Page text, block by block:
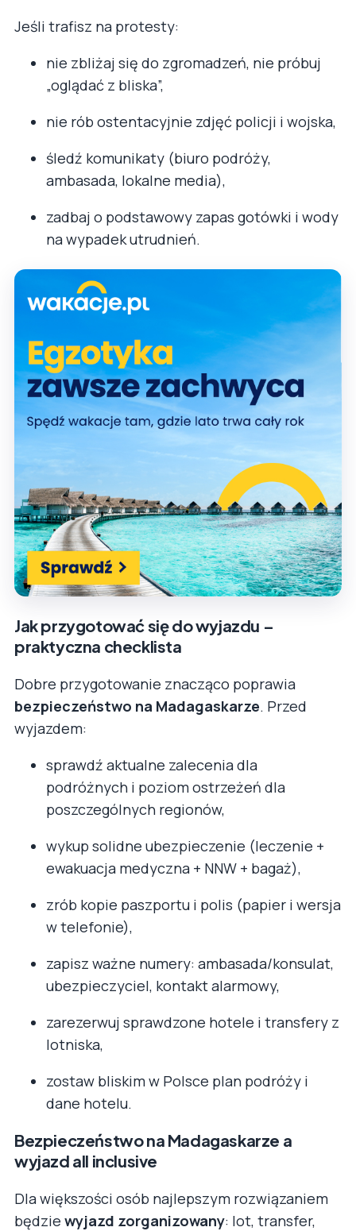
Jeśli trafisz na protesty:
nie zbliżaj się do zgromadzeń, nie próbuj
„oglądać z bliska”,
nie rób ostentacyjnie zdjęć policji i wojska,
śledź komunikaty (biuro podróży,
ambasada, lokalne media),
zadbaj o podstawowy zapas gotówki i wody
na wypadek utrudnień.
Jak przygotować się do wyjazdu –
praktyczna checklista
Dobre przygotowanie znacząco poprawia
bezpieczeństwo na Madagaskarze. Przed
wyjazdem:
sprawdź aktualne zalecenia dla
podróżnych i poziom ostrzeżeń dla
poszczególnych regionów,
wykup solidne ubezpieczenie (leczenie +
ewakuacja medyczna + NNW + bagaż),
zrób kopie paszportu i polis (papier i wersja
w telefonie),
zapisz ważne numery: ambasada/konsulat,
ubezpieczyciel, kontakt alarmowy,
zarezerwuj sprawdzone hotele i transfery z
lotniska,
zostaw bliskim w Polsce plan podróży i
dane hotelu.
Bezpieczeństwo na Madagaskarze a
wyjazd all inclusive
Dla większości osób najlepszym rozwiązaniem
będzie wyjazd zorganizowany: lot, transfer,